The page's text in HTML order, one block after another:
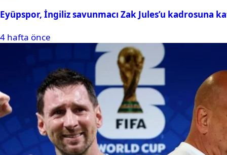
Eyüpspor, İngiliz savunmacı Zak Jules’u kadrosuna
4 hafta önce